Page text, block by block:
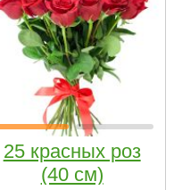
25 красных роз
(40 см)